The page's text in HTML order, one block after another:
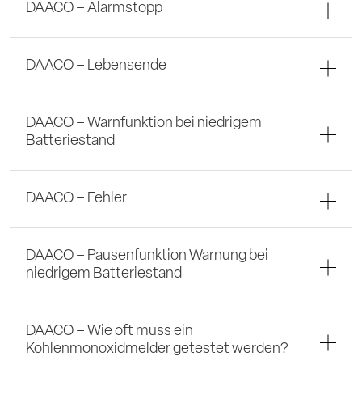
DAACO – Alarmstopp
DAACO – Lebensende
DAACO – Warnfunktion bei niedrigem
Batteriestand
DAACO – Fehler
DAACO – Pausenfunktion Warnung bei
niedrigem Batteriestand
DAACO – Wie oft muss ein
Kohlenmonoxidmelder getestet werden?